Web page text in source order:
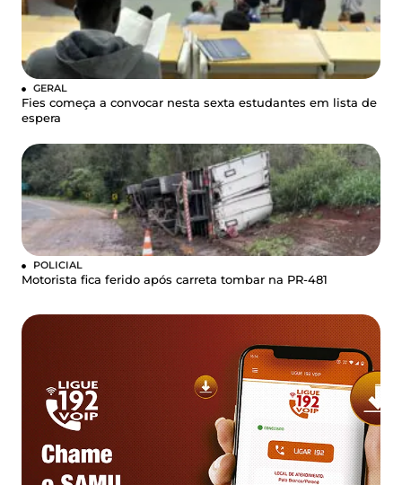
GERAL
Fies começa a convocar nesta sexta estudantes em lista de
espera
POLICIAL
Motorista fica ferido após carreta tombar na PR-481